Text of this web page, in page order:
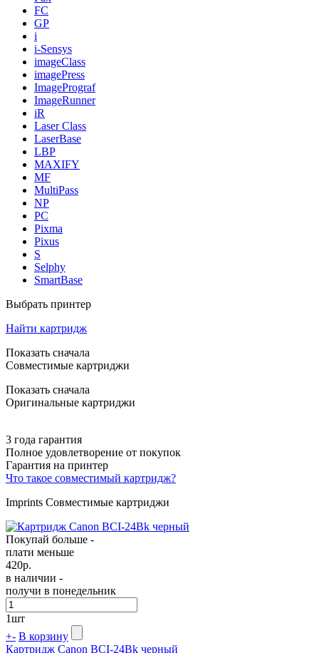
FC
GP
i
i-Sensys
imageClass
imagePress
ImagePrograf
ImageRunner
iR
Laser Class
LaserBase
LBP
MAXIFY
MF
MultiPass
NP
PC
Pixma
Pixus
S
Selphy
SmartBase
Выбрать принтер
Найти картридж
Показать сначала
Совместимые картриджи
Показать сначала
Оригинальные картриджи
3 года гарантия
Полное удовлетворение от покупок
Гарантия на принтер
Что такое совместимый картридж?
Imprints Совместимые картриджи
Покупай больше -
плати меньше
420р.
в наличии -
получи в понедельник
1шт
+- В корзину
Картридж Canon BCI-24Bk черный